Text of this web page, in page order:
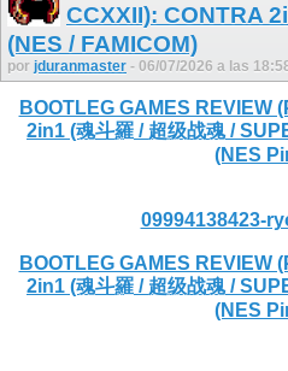
CCXXII): CONTRA
(NES / FAMICOM)
por jduranmaster - 06/07/2026 a las
BOOTLEG GAMES REVIEW
2in1 (魂斗羅 / 超级战魂 /
(NES
09994138423-
BOOTLEG GAMES REVIEW
2in1 (魂斗羅 / 超级战魂 /
(NES